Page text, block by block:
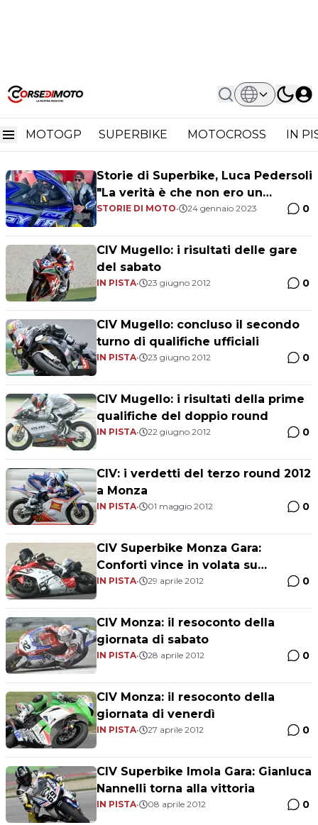
MOTOGP SUPERBIKE MOTOCROSS IN
Home Luca Pedersoli
Luca Pedersoli
Storie di Superbike, Luca Pedersoli
"La verità è che non ero un
campione"
STORIE DI MOTO• 24 gennaio 2023 0
CIV Mugello: i risultati delle gare
del sabato
IN PISTA• 23 giugno 2012 0
CIV Mugello: concluso il secondo
turno di qualifiche ufficiali
IN PISTA• 23 giugno 2012 0
CIV Mugello: i risultati della prime
qualifiche del doppio round
IN PISTA• 22 giugno 2012 0
CIV: i verdetti del terzo round 2012
a Monza
IN PISTA• 01 maggio 2012 0
CIV Superbike Monza Gara:
Conforti vince in volata su
Baiocco, Lai 3°
IN PISTA• 29 aprile 2012 0
CIV Monza: il resoconto della
giornata di sabato
IN PISTA• 28 aprile 2012 0
CIV Monza: il resoconto della
giornata di venerdì
IN PISTA• 27 aprile 2012 0
CIV Superbike Imola Gara: Gianluca
Nannelli torna alla vittoria
IN PISTA• 08 aprile 2012 0